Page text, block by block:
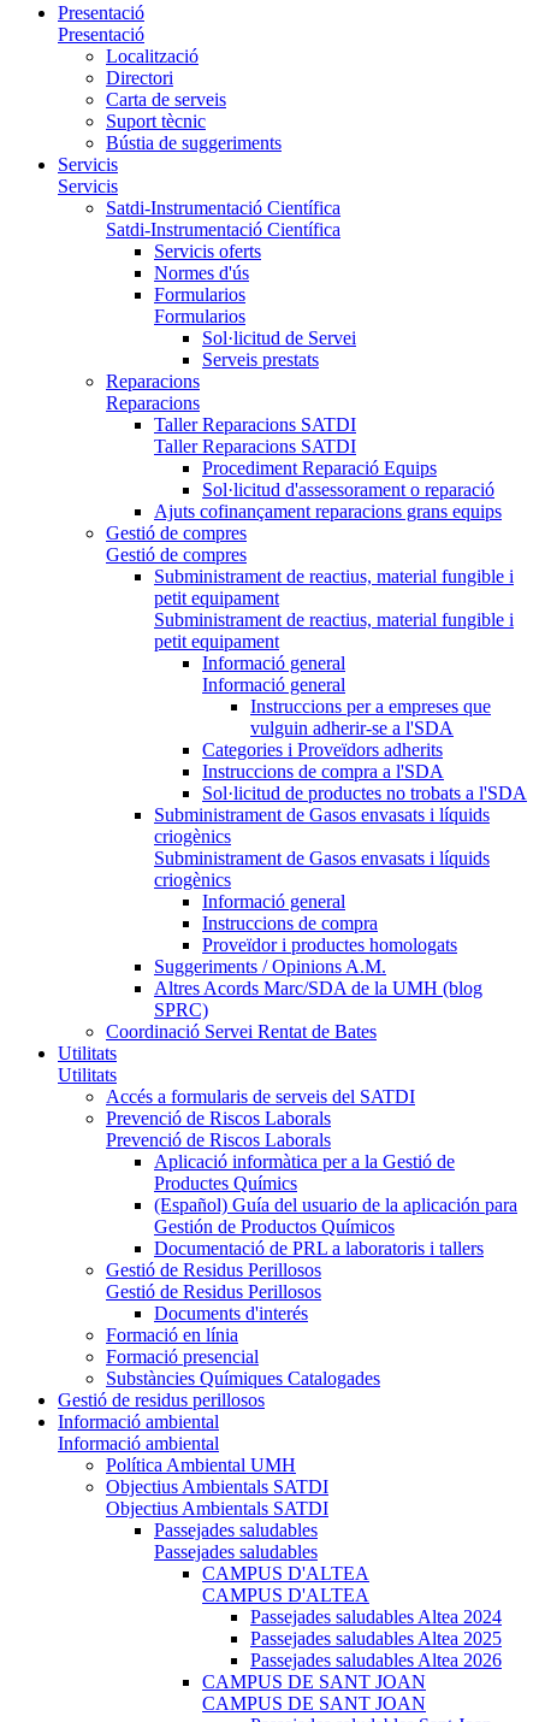
Presentació
Presentació
Localització
Directori
Carta de serveis
Suport tècnic
Bústia de suggeriments
Servicis
Servicis
Satdi-Instrumentació Científica
Satdi-Instrumentació Científica
Servicis oferts
Normes d'ús
Formularios
Formularios
Sol·licitud de Servei
Serveis prestats
Reparacions
Reparacions
Taller Reparacions SATDI
Taller Reparacions SATDI
Procediment Reparació Equips
Sol·licitud d'assessorament o reparació
Ajuts cofinançament reparacions grans equips
Gestió de compres
Gestió de compres
Subministrament de reactius, material fungible i
petit equipament
Subministrament de reactius, material fungible i
petit equipament
Informació general
Informació general
Instruccions per a empreses que
vulguin adherir-se a l'SDA
Categories i Proveïdors adherits
Instruccions de compra a l'SDA
Sol·licitud de productes no trobats a l'SDA
Subministrament de Gasos envasats i líquids
criogènics
Subministrament de Gasos envasats i líquids
criogènics
Informació general
Instruccions de compra
Proveïdor i productes homologats
Suggeriments / Opinions A.M.
Altres Acords Marc/SDA de la UMH (blog
SPRC)
Coordinació Servei Rentat de Bates
Utilitats
Utilitats
Accés a formularis de serveis del SATDI
Prevenció de Riscos Laborals
Prevenció de Riscos Laborals
Aplicació informàtica per a la Gestió de
Productes Químics
(Español) Guía del usuario de la aplicación para
Gestión de Productos Químicos
Documentació de PRL a laboratoris i tallers
Gestió de Residus Perillosos
Gestió de Residus Perillosos
Documents d'interés
Formació en línia
Formació presencial
Substàncies Químiques Catalogades
Gestió de residus perillosos
Informació ambiental
Informació ambiental
Política Ambiental UMH
Objectius Ambientals SATDI
Objectius Ambientals SATDI
Passejades saludables
Passejades saludables
CAMPUS D'ALTEA
CAMPUS D'ALTEA
Passejades saludables Altea 2024
Passejades saludables Altea 2025
Passejades saludables Altea 2026
CAMPUS DE SANT JOAN
CAMPUS DE SANT JOAN